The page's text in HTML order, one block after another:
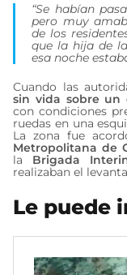
“Se habían
pero muy
de los
que la hija de
esa noche
Cuando las
sin vida sobre un
con condiciones
ruedas en una
La zona fue
Metropolitana de
la Brigada
realizaban el
Le puede